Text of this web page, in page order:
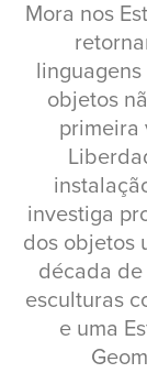
Mora nos
objetos
primeira
investiga
dos objetos
década de
esculturas
e uma